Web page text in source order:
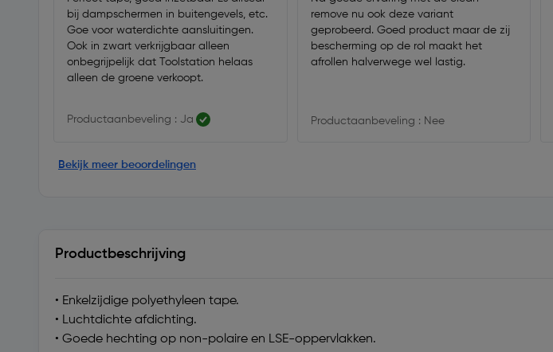
bij dampschermen in buitengevels, etc.
Goe voor waterdichte aansluitingen.
Ook in zwart verkrijgbaar alleen
onbegrijpelijk dat Toolstation helaas
alleen de groene verkoopt.
Productaanbeveling : Ja
remove nu ook deze variant
geprobeerd. Goed product maar de zij
bescherming op de rol maakt het
afrollen halverwege wel lastig.
Productaanbeveling : Nee
Bekijk meer beoordelingen
Productbeschrijving
• Enkelzijdige polyethyleen tape.
• Luchtdichte afdichting.
• Goede hechting op non-polaire en LSE-oppervlakken.